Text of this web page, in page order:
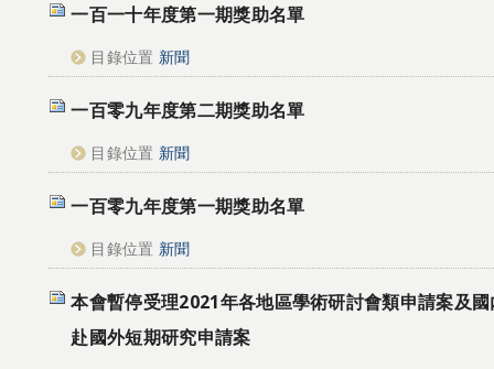
一百一十年度第一期獎助名單
目錄位置 新聞
一百零九年度第二期獎助名單
目錄位置 新聞
一百零九年度第一期獎助名單
目錄位置 新聞
本會暫停受理2021年各地區學術研討會類申請案及
赴國外短期研究申請案